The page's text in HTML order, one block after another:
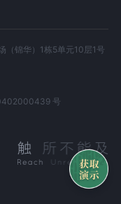
（锦华）1栋5单元10层1号
号